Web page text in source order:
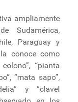
ampliamente
Sudamérica,
Paraguay y
conoce como
“pianta
“mata sapo”,
y “clavel